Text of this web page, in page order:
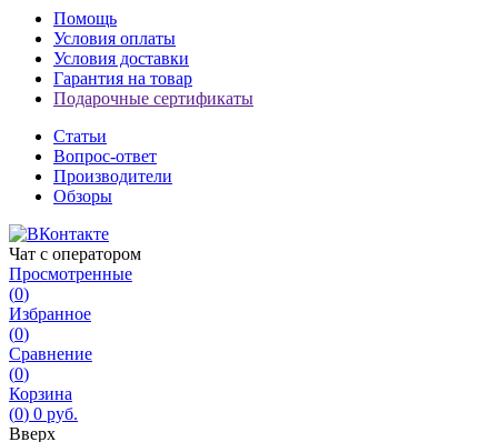
Помощь
Условия оплаты
Условия доставки
Гарантия на товар
Подарочные сертификаты
Статьи
Вопрос-ответ
Производители
Обзоры
Чат с оператором
Просмотренные
(0)
Избранное
(0)
Сравнение
(0)
Корзина
(0) 0 руб.
Вверх